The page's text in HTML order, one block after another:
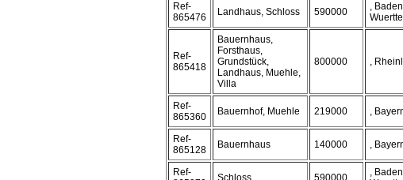
Ref-
865476
Landhaus, Schloss 590000
,
Ref-
865418
Bauernhaus,
Forsthaus,
Grundstück,
Landhaus, Muehle,
Villa
800000 ,
Ref-
865360
Bauernhof, Muehle 219000 ,
Ref-
865128
Bauernhaus 140000 ,
Ref-
Schloss 590000
,